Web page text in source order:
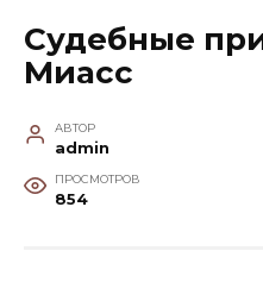
Судебные
Миасс
АВТОР
admin
ПРОСМОТРОВ
854